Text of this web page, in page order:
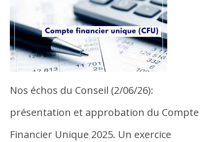
Nos échos du Conseil (2/06/26):
présentation et approbation du Compte
Financier Unique 2025. Un exercice